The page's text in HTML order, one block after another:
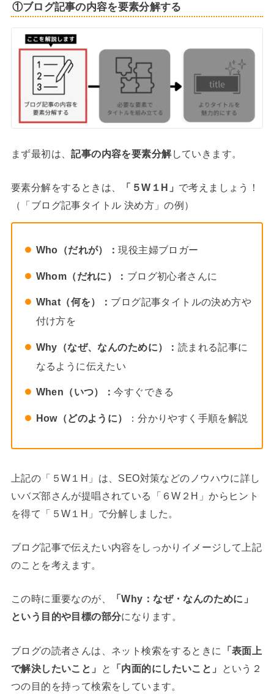
①ブログ記事の内容を要素分解する
まず最初は、記事の内容を要素分解していきます。
要素分解をするときは、 「５W１H」 で考えましょう！
（「ブログ記事タイトル 決め方」の例）
Who（だれが）：現役主婦ブロガー
Whom（だれに）： ブログ初心者さんに
What（何を）： ブログ記事タイトルの決め方や
付け方を
Why（なぜ、なんのために）： 読まれる記事に
なるように伝えたい
When（いつ）：今すぐできる
How（どのように） ：分かりやすく手順を解説
上記の「５W１H」は、SEO対策などのノウハウに詳し
いバズ部さんが提唱されている「６W２H」からヒント
を得て「５W１H」で分解しました。
ブログ記事で伝えたい内容をしっかりイメージして上記
のことを考えます。
この時に重要なのが、
「Why：なぜ・なんのために」
という目的や目標の部分になります。
ブログの読者さんは、ネット検索をするときに
「表面上
で解決したいこと」
と 「内面的にしたいこと」
という２
つの目的を持って検索をしています。